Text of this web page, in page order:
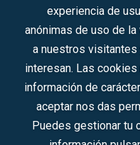
Sociedad Mercantil Estatal
Inscrita en el R.M. de
experiencia de
anónimas de uso de
a nuestros
interesan. Las
información de
aceptar nos das
Puedes gestionar tu